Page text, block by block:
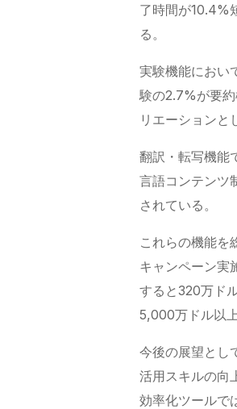
了時間が10.4%
る。
実験機能におい
験の2.7%が要
リエーションと
翻訳・転写機能
言語コンテンツ
されている。
これらの機能
キャンペーン実
すると320万ド
5,000万ドル以
今後の展望とし
活用スキルの向
効率化ツールで